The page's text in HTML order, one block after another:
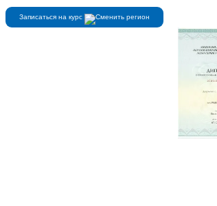
Записаться на курс